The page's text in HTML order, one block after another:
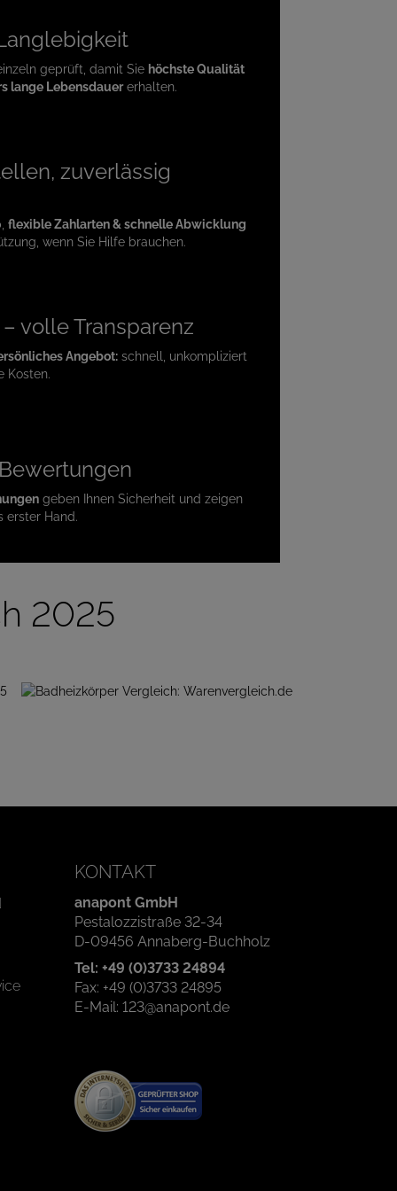
geprüft, damit Sie höchste Qualität
lange Lebensdauererhalten.
zuverlässig
flexible Zahlarten & schnelle Abwicklung
wenn Sie Hilfe brauchen.
– volle Transparenz
Angebot: schnell, unkompliziert
Kosten.
geben Ihnen Sicherheit und zeigen
erster Hand.
2025
KONTAKT
anapont GmbH
Pestalozzistraße 32-34
D-09456 Annaberg-Buchholz
Tel: +49 (0)3733 24894
Fax: +49 (0)3733 24895
E-Mail: 123@anapont.de